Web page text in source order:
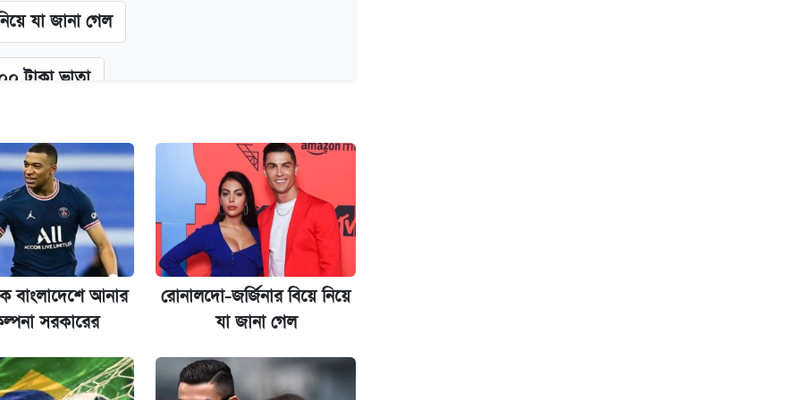
যা জানা গেল
টাকা ভাতা
দুইজন আটক
খান
বন্ধ
বাংলাদেশে আনার
সরকারের
রোনালদো-জর্জিনার বিয়ে নিয়ে
যা জানা গেল